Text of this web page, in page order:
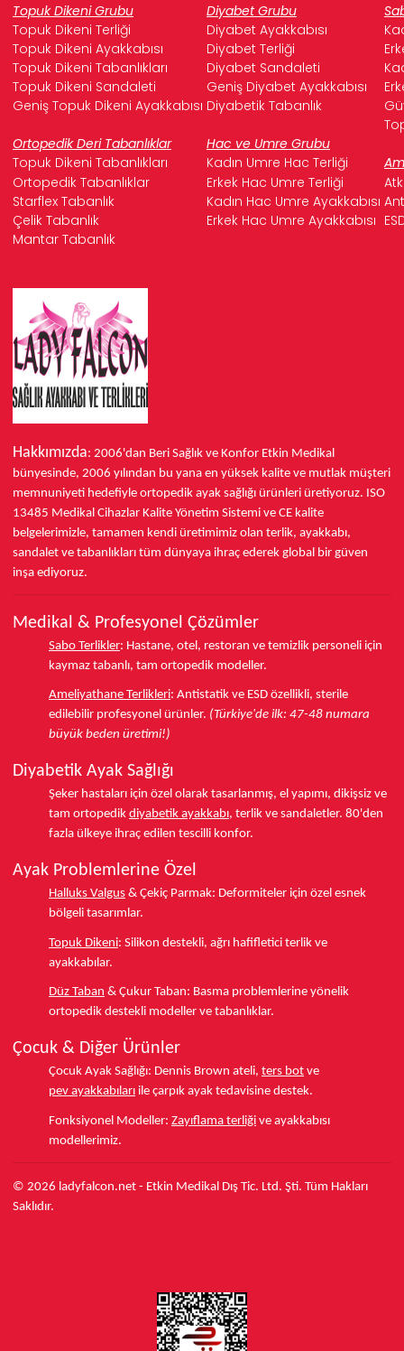
Topuk Dikeni Grubu Diyabet Grubu
Topuk Dikeni Terliği
Diyabet Ayakkabısı
Topuk Dikeni Ayakkabısı
Diyabet Terliği
Topuk Dikeni Tabanlıkları
Diyabet Sandaleti
Topuk Dikeni Sandaleti
Geniş Diyabet Ayakkabısı
Geniş Topuk Dikeni Ayakkabısı Diyabetik Tabanlık
Ortopedik Deri Tabanlıklar
Hac ve Umre Grubu
Topuk Dikeni Tabanlıkları
Kadın Umre Hac Terliği
Ortopedik Tabanlıklar
Erkek Hac Umre Terliği
Starflex Tabanlık
Kadın Hac Umre Ayakkabısı
Çelik Tabanlık
Erkek Hac Umre Ayakkabısı
Mantar Tabanlık
Hakkımızda: 2006'dan Beri Sağlık ve Konfor Etkin Medikal
bünyesinde, 2006 yılından bu yana en yüksek kalite ve mutlak müşteri
memnuniyeti hedefiyle ortopedik ayak sağlığı ürünleri üretiyoruz. ISO
13485 Medikal Cihazlar Kalite Yönetim Sistemi ve CE kalite
belgelerimizle, tamamen kendi üretimimiz olan terlik, ayakkabı,
sandalet ve tabanlıkları tüm dünyaya ihraç ederek global bir güven
inşa ediyoruz.
Medikal & Profesyonel Çözümler
Sabo Terlikler: Hastane, otel, restoran ve temizlik personeli için
kaymaz tabanlı, tam ortopedik modeller.
Ameliyathane Terlikleri: Antistatik ve ESD özellikli, sterile
edilebilir profesyonel ürünler. (Türkiye'de ilk: 47-48 numara
büyük beden üretimi!)
Diyabetik Ayak Sağlığı
Şeker hastaları için özel olarak tasarlanmış, el yapımı, dikişsiz ve
tam ortopedik diyabetik ayakkabı, terlik ve sandaletler. 80'den
fazla ülkeye ihraç edilen tescilli konfor.
Ayak Problemlerine Özel
Halluks Valgus & Çekiç Parmak: Deformiteler için özel esnek
bölgeli tasarımlar.
Topuk Dikeni: Silikon destekli, ağrı hafifletici terlik ve
ayakkabılar.
Düz Taban & Çukur Taban: Basma problemlerine yönelik
ortopedik destekli modeller ve tabanlıklar.
Çocuk & Diğer Ürünler
Çocuk Ayak Sağlığı: Dennis Brown ateli, ters bot ve
pev ayakkabıları ile çarpık ayak tedavisine destek.
Fonksiyonel Modeller: Zayıflama terliği ve ayakkabısı
modellerimiz.
© 2026 ladyfalcon.net - Etkin Medikal Dış Tic. Ltd. Şti. Tüm Hakları
Saklıdır.